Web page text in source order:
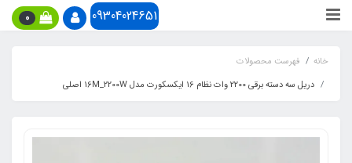
09304024651
0
خانه
فهرست محصولات
دریل سه دسته برقی 2200 وات نظام 16 ایکسکورت مدل 16M_2200W اصلی